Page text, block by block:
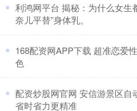
利鸿网平台 揭秘：为什么女生
奈儿平替”身体乳。
​168配资网APP下载 超准恋爱
色
配资炒股网官网 安信游景区自
省时省力更精准